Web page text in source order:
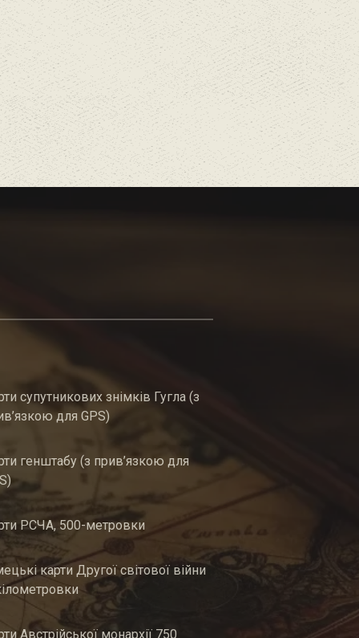
супутникових знімків Гугла (з
для GPS)
генштабу (з прив’язкою для
РСЧА, 500-метровки
карти Другої світової війни
Австрійської монархії 750